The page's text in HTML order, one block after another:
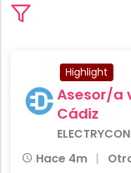
Highlight
Asesor/a
Cádiz
Hace 4m